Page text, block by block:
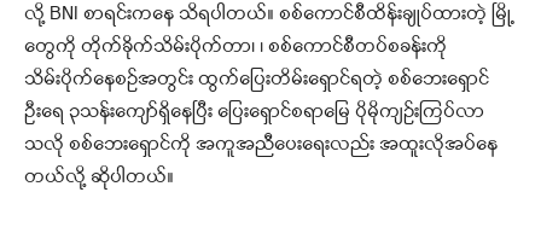
လို့ BNI စာရင်းကနေ သိရပါတယ်။ စစ်ကောင်စီထိန်းချုပ်ထားတဲ့ မြို့
တွေကို တိုက်ခိုက်သိမ်းပိုက်တာ၊ ၊ စစ်ကောင်စီတပ်စခန်းကို
သိမ်းပိုက်နေစဉ်အတွင်း ထွက်ပြေးတိမ်းရှောင်ရတဲ့ စစ်ဘေးရှောင်
ဦးရေ ၃သန်းကျော်ရှိနေပြီး ပြေးရှောင်စရာမြေ ပိုမိုကျဉ်းကြပ်လာ
သလို စစ်ဘေးရှောင်ကို အကူအညီပေးရေးလည်း အထူးလိုအပ်နေ
တယ်လို့ ဆိုပါတယ်။